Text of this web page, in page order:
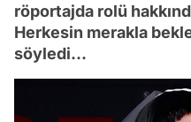
röportajda rolü
Herkesin merakla
söyledi...